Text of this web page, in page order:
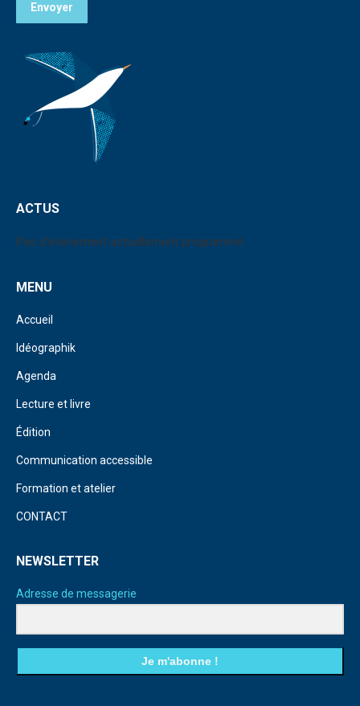
Envoyer
ACTUS
Pas d'événement actuellement programmé.
MENU
Accueil
Idéographik
Agenda
Lecture et livre
Édition
Communication accessible
Formation et atelier
CONTACT
NEWSLETTER
Adresse de messagerie
Je m'abonne !